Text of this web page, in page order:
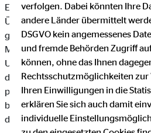
Einklang mit der Datenschutz-
Übereinstimmung mit den für die
geltenden landesspezifischen
Mittels dieser
Unternehmen die Öffentlichkeit
der von uns erhobenen, genutzten
personenbezogenen Daten
betroffene Personen mittels dieser
die ihnen zustehenden Rechte
verfolgen. Dabei könnten Ihre
andere Länder übermittelt
DSGVO kein angemessenes
und fremde Behörden Zugriff
können, ohne das Ihnen
Rechtsschutzmöglichkeiten
Ihren Einwilligungen in die
erklären Sie sich auch damit
individuelle